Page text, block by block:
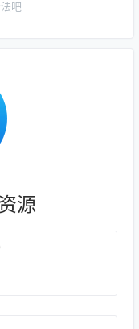
吧
源